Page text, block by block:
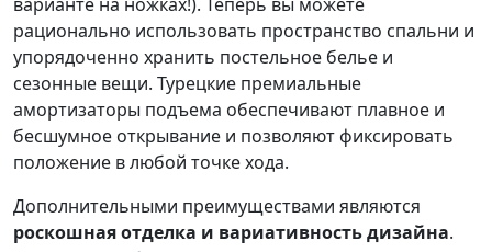
рационально использовать пространство спальни и
упорядоченно хранить постельное белье и
сезонные вещи. Турецкие премиальные
амортизаторы подъема обеспечивают плавное и
бесшумное открывание и позволяют фиксировать
положение в любой точке хода.
Дополнительными преимуществами являются
роскошная отделка и вариативность дизайна.